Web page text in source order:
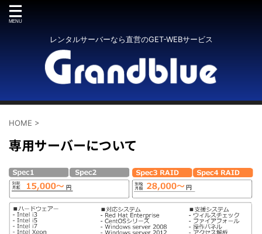
レンタルサーバーなら直営のGET-WEBサービス
HOME >
専用サーバーについて